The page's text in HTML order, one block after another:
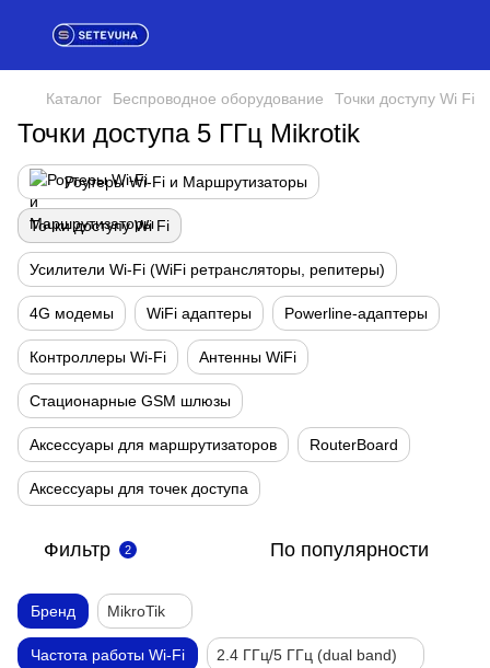
Каталог Беспроводное оборудование Точки доступу Wi Fi
Точки доступа 5 ГГц Mikrotik
Роутеры Wi-Fi и Маршрутизаторы
Точки доступу Wi Fi
Усилители Wi-Fi (WiFi ретрансляторы, репитеры)
4G модемы WiFi адаптеры Powerline-адаптеры
Контроллеры Wi-Fi Антенны WiFi
Стационарные GSM шлюзы
Аксессуары для маршрутизаторов RouterBoard
Аксессуары для точек доступа
Фильтр 2 По популярности
Бренд MikroTik
Частота работы Wi-Fi 2.4 ГГц/5 ГГц (dual band)